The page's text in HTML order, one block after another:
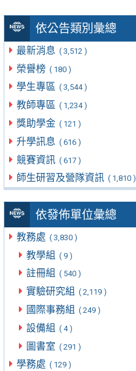
依公告類別彙總
最新消息 ( 3,512 )
榮譽榜 ( 180 )
學生專區 ( 3,544 )
教師專區 ( 1,234 )
獎助學金 ( 121 )
升學訊息 ( 616 )
競賽資訊 ( 617 )
師生研習及營隊資訊 ( 1,810 )
依發佈單位彙總
教務處 ( 3,830 )
教學組 ( 9 )
註冊組 ( 540 )
實驗研究組 ( 2,119 )
國際事務組 ( 249 )
設備組 ( 4 )
圖書室 ( 291 )
學務處 ( 129 )